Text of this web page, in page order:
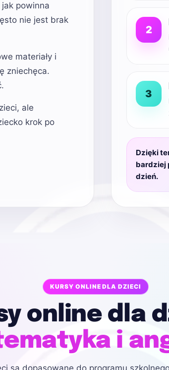
powinna
nie jest brak
materiały i
zniechęca.
ale
krok po
2
3
Dzięki
bardziej
dzień.
KURSY ONLINE DLA DZIECI
online dla
i
są dopasowane do programu